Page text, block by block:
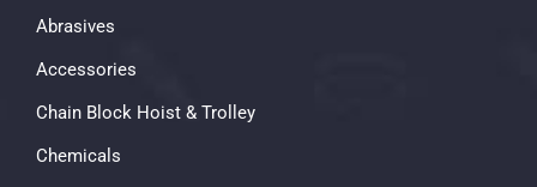
Abrasives
Accessories
Chain Block Hoist & Trolley
Chemicals